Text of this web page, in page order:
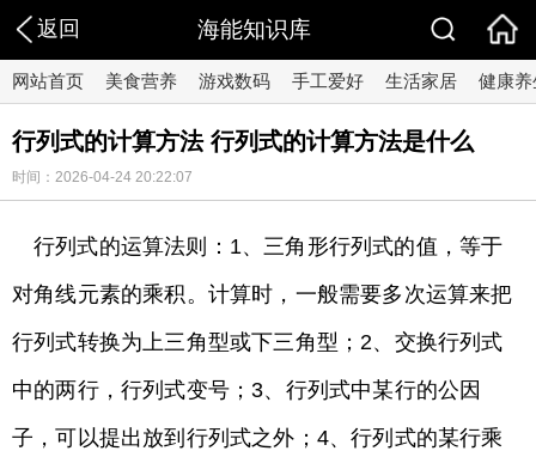
返回 海能知识库
网站首页 美食营养 游戏数码 手工爱好 生活家居 健康养
行列式的计算方法 行列式的计算方法是什么
时间：2026-04-24 20:22:07
行列式的运算法则：1、三角形行列式的值，等于
对角线元素的乘积。计算时，一般需要多次运算来把
行列式转换为上三角型或下三角型；2、交换行列式
中的两行，行列式变号；3、行列式中某行的公因
子，可以提出放到行列式之外；4、行列式的某行乘